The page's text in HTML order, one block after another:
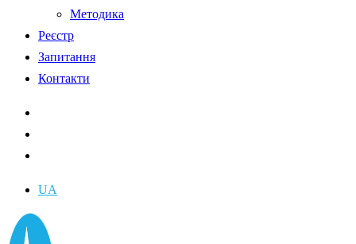
Методика
Реєстр
Запитання
Контакти
UA